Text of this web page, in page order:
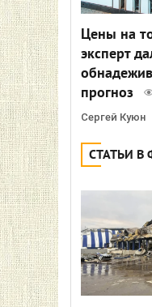
Цены на
эксперт
прогноз
Сергей Куюн
СТАТЬИ В